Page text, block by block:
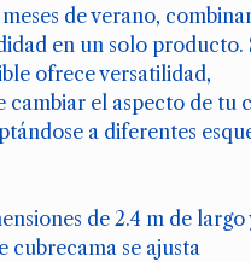
de verano,
en un solo producto.
ofrece versatilidad,
cambiar el aspecto de tu
a diferentes
de 2.4 m de largo
cubrecama se ajusta